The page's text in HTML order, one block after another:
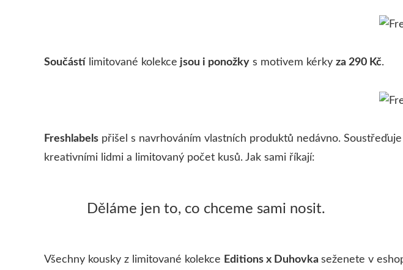
Součástí limitované kolekce jsou i ponožky s motivem kérky za 290 Kč.
Freshlabels přišel s navrhováním vlastních produktů nedávno.
kreativními lidmi a limitovaný počet kusů. Jak sami říkají:
Děláme jen to, co chceme sami nosit.
Všechny kousky z limitované kolekce Editions x Duhovka seženete v